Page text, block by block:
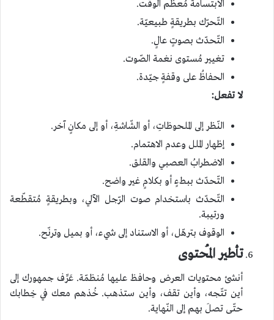
الابتسامةُ مُعظم الوقت.
التّحرّك بطريقةٍ طبيعيّة.
التّحدّث بصوتٍ عالٍ.
تغيير مُستوى نغمة الصّوت.
الحفاظُ على وقفةٍ جيّدة.
لا تفعل:
النّظر إلى الملحوظاتِ، أو الشّاشةِ، أو إلى مكانٍ آخر.
إظهار الملل وعدم الاهتمام.
الاضطرابُ العصبي والقلق.
التّحدّث ببطءٍ أو بكلامٍ غير واضح.
التّحدّث باستخدام صوت الرّجل الآلي، وبطريقةٍ مُتقطّعة
ورتيبة.
الوقوف بترهّل، أو الاستناد إلى شيء، أو بميل وترنّح.
تأطير المُحتوى
أنشئ محتويات العرض وحافظ عليها مُنظمّة. عَرِّف جمهورك إلى
أين تتّجه، وأين تقف، وأين ستذهب. خُذهم معك في خِطابك
حتّى تصلَ بهم إلى النّهاية.